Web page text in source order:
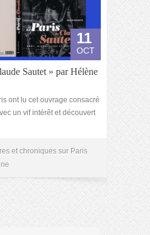
11
OCT
Sautet » par Hélène
ont lu cet ouvrage consacré
un vif intérêt et découvert
et chroniques sur Paris